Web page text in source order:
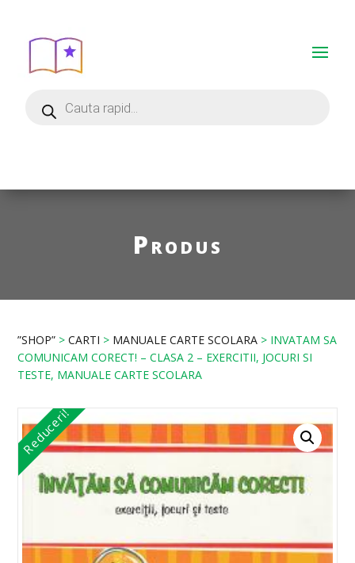
Produs
”SHOP” >CARTI > MANUALE CARTE SCOLARA > INVATAM SA
COMUNICAM CORECT! – CLASA 2 – EXERCITII, JOCURI SI
TESTE, MANUALE CARTE SCOLARA
Reduceri!